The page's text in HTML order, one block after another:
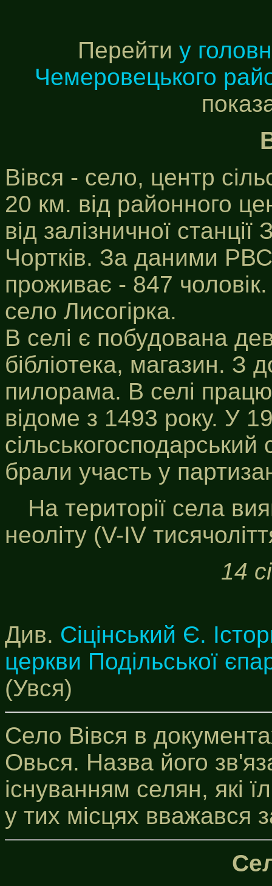
Перейти у
Чемеровецького
Вівся - село, центр
20 км. від районного
від залізничної
Чортків. За даними
проживає - 847
село Лисогірка.
В селі є побудована
бібліотека, магазин. З
пилорама. В селі
відоме з 1493 року. У
брали участь у
На території села
неоліту (V-IV
14
Див. Сіцінський Є.
церкви Подільської
(Увся)
Село Вівся в
Овься. Назва його
існуванням селян, які
у тих місцях вважався